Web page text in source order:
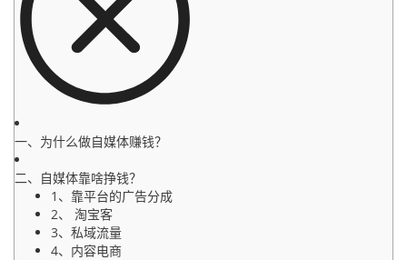
一、为什么做自媒体赚钱？
二、自媒体靠啥挣钱？
1、靠平台的广告分成
2、 淘宝客
3、私域流量
4、内容电商